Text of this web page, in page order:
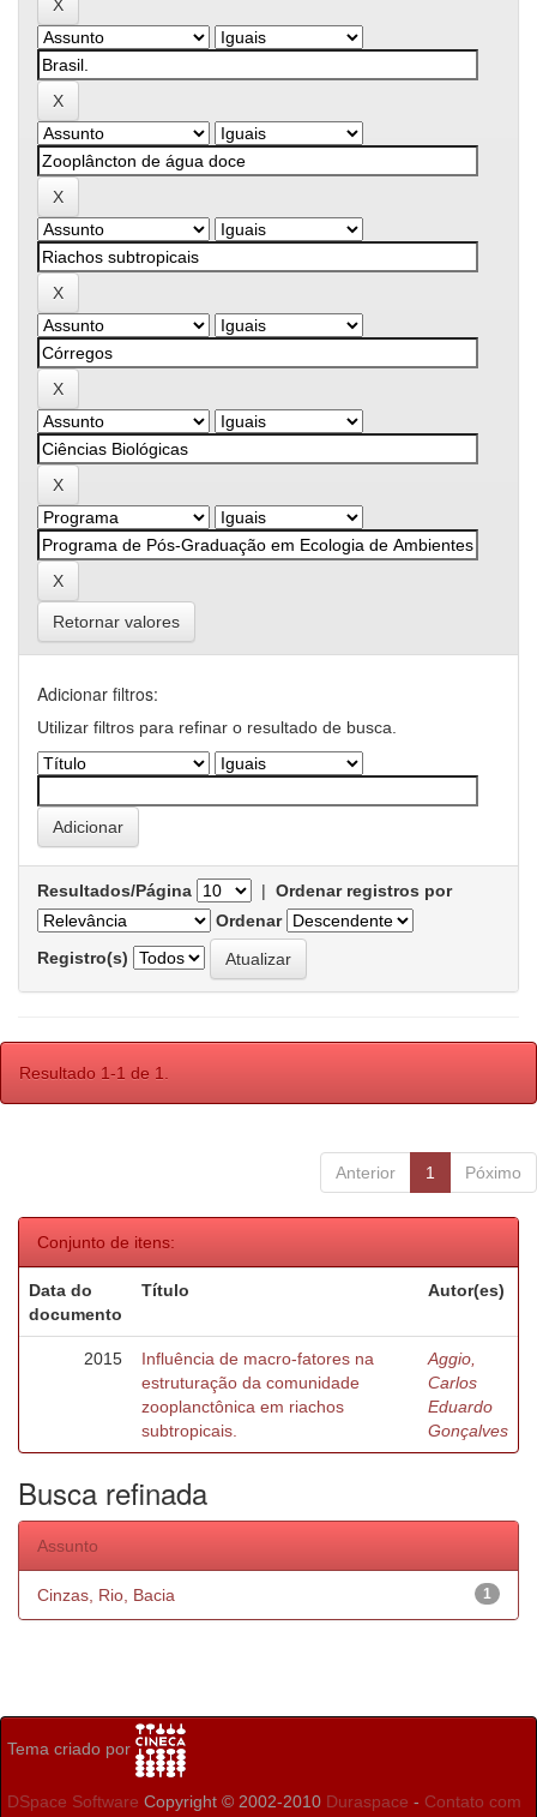
Retornar valores
Adicionar filtros:
Utilizar filtros para refinar o resultado de busca.
Resultados/Página | Ordenar registros por
Ordenar
Registro(s)
Resultado 1-1 de 1.
Anterior 1 Póximo
Conjunto de itens:
Data do
documento
Título Autor(es)
2015
Influência de macro-fatores na
estruturação da comunidade
zooplanctônica em riachos
subtropicais.
Aggio,
Carlos
Eduardo
Gonçalves
Busca refinada
Assunto
1
Cinzas, Rio, Bacia
Tema criado por
DSpace Software Copyright © 2002-2010 Duraspace - Contato com